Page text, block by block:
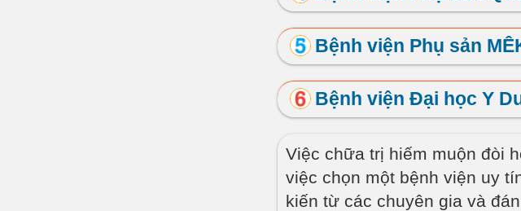
Bệnh viện Phụ sản
Bệnh viện Đại học Y
Việc chữa trị hiếm muộn đòi
việc chọn một bệnh viện uy
kiến từ các chuyên gia và